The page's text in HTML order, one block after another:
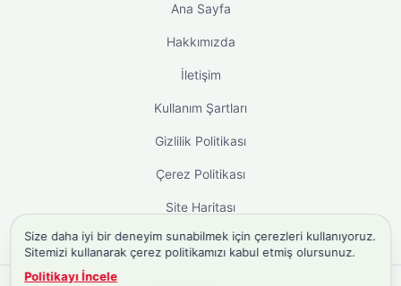
Ana Sayfa
Hakkımızda
İletişim
Kullanım Şartları
Gizlilik Politikası
Çerez Politikası
Site Haritası
Size daha iyi bir deneyim sunabilmek için çerezleri kullanıyoruz.
Sitemizi kullanarak çerez politikamızı kabul etmiş olursunuz.
Politikayı İncele